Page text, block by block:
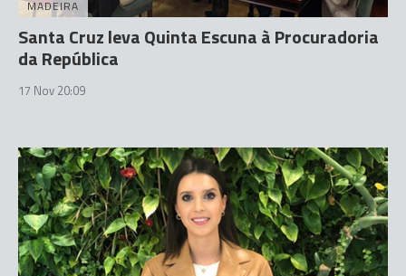
MADEIRA
Santa Cruz leva Quinta Escuna à Procuradoria
da República
17 Nov 20:09